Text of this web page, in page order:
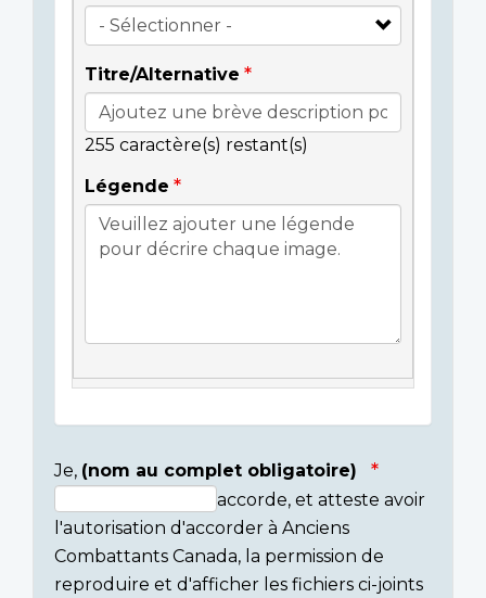
Titre/Alternative
255 caractère(s) restant(s)
Légende
Consent
section
Je, (nom au complet obligatoire)
accorde, et atteste avoir
l'autorisation d'accorder à Anciens
Combattants Canada, la permission de
reproduire et d'afficher les fichiers ci-joints